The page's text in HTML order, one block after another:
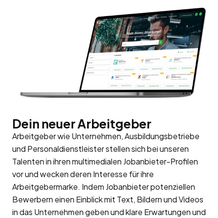
Dein neuer Arbeitgeber
Arbeitgeber wie Unternehmen, Ausbildungsbetriebe
und Personaldienstleister stellen sich bei unseren
Talenten in ihren multimedialen Jobanbieter-Profilen
vor und wecken deren Interesse für ihre
Arbeitgebermarke. Indem Jobanbieter potenziellen
Bewerbern einen Einblick mit Text, Bildern und Videos
in das Unternehmen geben und klare Erwartungen und